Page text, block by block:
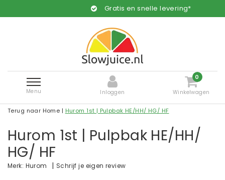
Gratis en snelle levering*
Menu Inloggen
0
Winkelwagen
Terug naar Home | Hurom 1st | Pulpbak HE/HH/ HG/ HF
Hurom 1st | Pulpbak HE/HH/
HG/ HF
Merk: Hurom | Schrijf je eigen review